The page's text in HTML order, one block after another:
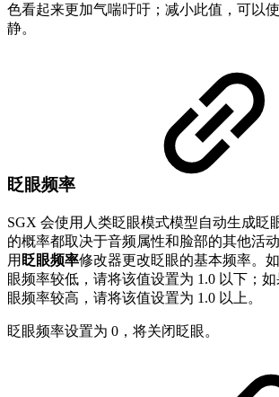
色看起来更加气喘吁吁；减小此值，可以
静。
眨眼频率
SGX 会使用人类眨眼模式模型自动生成眨
的概率都取决于音频属性和脸部的其他活
用 眨眼频率修改器更改眨眼的基本频率。
眼频率较低，请将该值设置为 1.0 以下；
眼频率较高，请将该值设置为 1.0 以上。
眨眼频率设置为 0，将关闭眨眼。